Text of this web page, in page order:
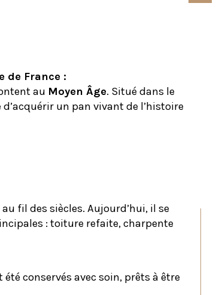
de France :
au Moyen Âge. Situé dans le
un pan vivant de l’histoire
fil des siècles. Aujourd’hui, il se
: toiture refaite, charpente
conservés avec soin, prêts à être